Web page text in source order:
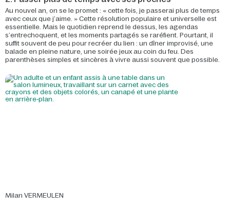
Au nouvel an, on se le promet : « cette fois, je passerai plus de temps
avec ceux que j’aime. » Cette résolution populaire et universelle est
essentielle. Mais le quotidien reprend le dessus, les agendas
s’entrechoquent, et les moments partagés se raréfient. Pourtant, il
suffit souvent de peu pour recréer du lien : un dîner improvisé, une
balade en pleine nature, une soirée jeux au coin du feu. Des
parenthèses simples et sincères à vivre aussi souvent que possible.
Milan VERMEULEN